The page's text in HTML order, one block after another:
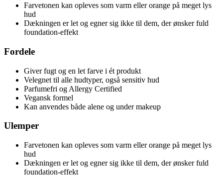
Farvetonen kan opleves som varm eller orange på meget lys
hud
Dækningen er let og egner sig ikke til dem, der ønsker fuld
foundation-effekt
Fordele
Giver fugt og en let farve i ét produkt
Velegnet til alle hudtyper, også sensitiv hud
Parfumefri og Allergy Certified
Vegansk formel
Kan anvendes både alene og under makeup
Ulemper
Farvetonen kan opleves som varm eller orange på meget lys
hud
Dækningen er let og egner sig ikke til dem, der ønsker fuld
foundation-effekt